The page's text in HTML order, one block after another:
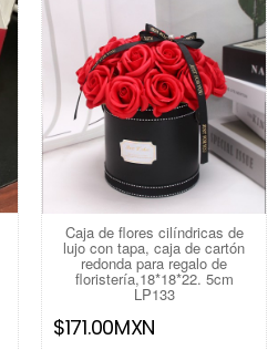
Caja de flores cilíndricas de
lujo con tapa, caja de cartón
redonda para regalo de
floristería,18*18*22. 5cm
LP133
$171.00MXN